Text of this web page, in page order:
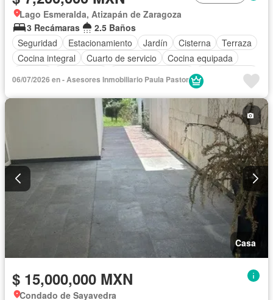
Lago Esmeralda, Atizapán de Zaragoza
3 Recámaras
2.5 Baños
Seguridad
Estacionamiento Jardín Cisterna
Terraza
Cocina integral
Cuarto de servicio
Cocina equipada
Zonas verdes
Caseta de vigilancia
06/07/2026 en - Asesores Inmobiliario Paula Pastor
Casa
$ 15,000,000 MXN
Condado de Sayavedra